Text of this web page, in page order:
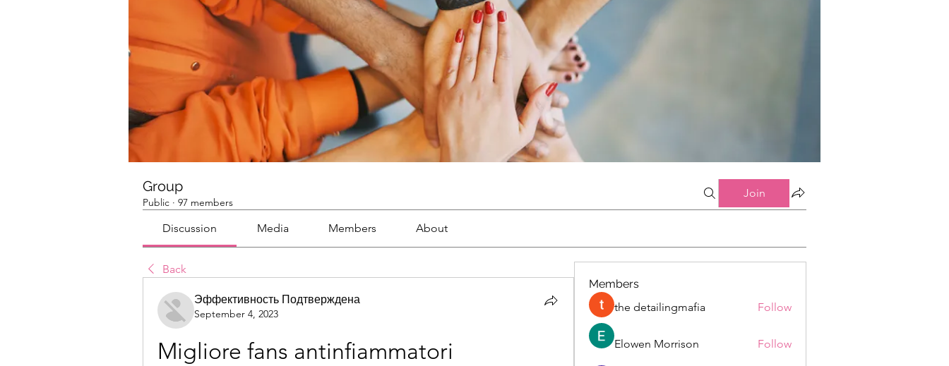
Group
Public · 97 members
Join
Discussion Media Members About
Back
Эффективность Подтверждена
September 4, 2023
Migliore fans antinfiammatori
Members
the detailingmafia
Follow
Elowen Morrison Follow